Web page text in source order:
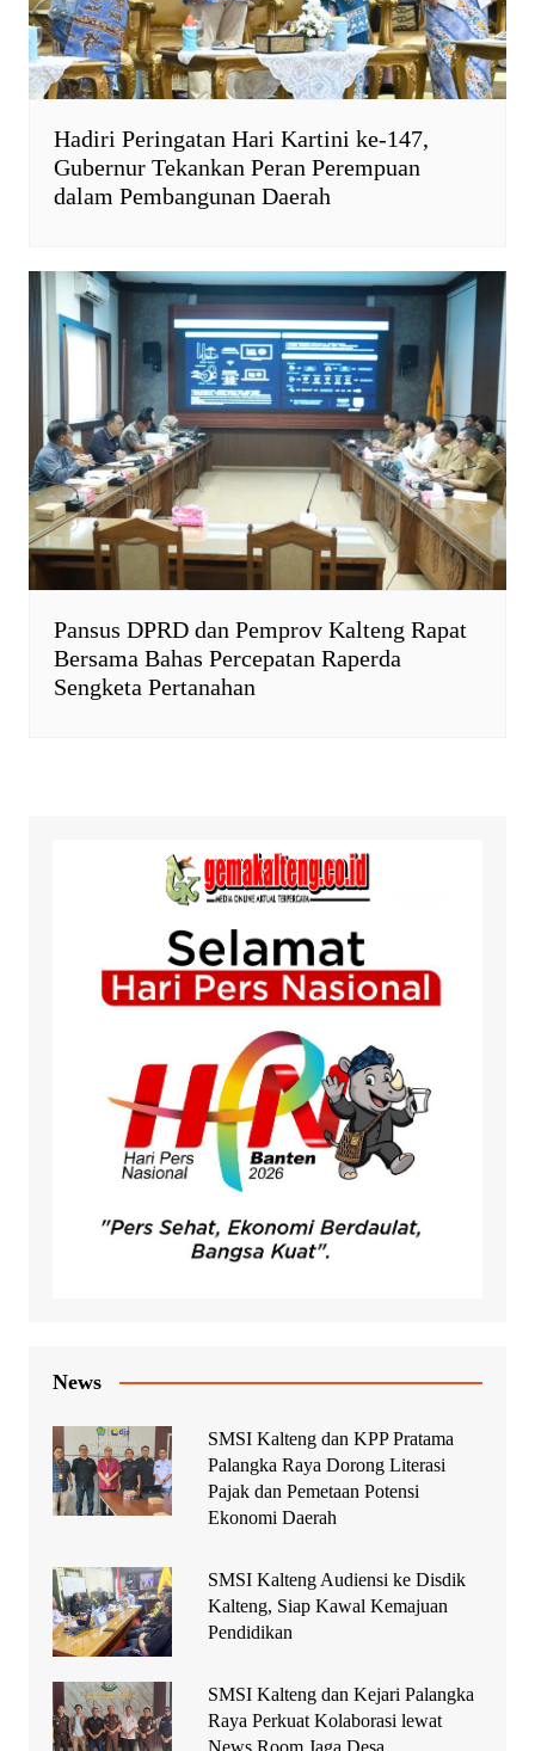
Hadiri Peringatan Hari Kartini ke-147,
Gubernur Tekankan Peran Perempuan
dalam Pembangunan Daerah
Pansus DPRD dan Pemprov Kalteng Rapat
Bersama Bahas Percepatan Raperda
Sengketa Pertanahan
News
SMSI Kalteng dan KPP Pratama
Palangka Raya Dorong Literasi
Pajak dan Pemetaan Potensi
Ekonomi Daerah
SMSI Kalteng Audiensi ke Disdik
Kalteng, Siap Kawal Kemajuan
Pendidikan
SMSI Kalteng dan Kejari Palangka
Raya Perkuat Kolaborasi lewat
News Room Jaga Desa